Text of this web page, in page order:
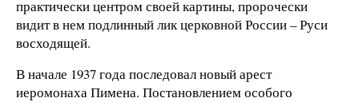
практически центром своей картины, пророчески
видит в нем подлинный лик церковной России – Руси
восходящей.
В начале 1937 года последовал новый арест
иеромонаха Пимена. Постановлением особого